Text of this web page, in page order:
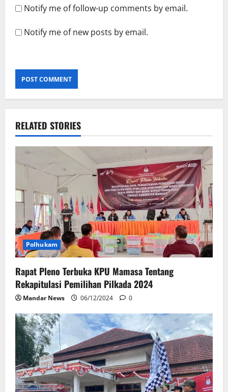
Notify me of follow-up comments by email.
Notify me of new posts by email.
RELATED STORIES
Polhukam
Rapat Pleno Terbuka KPU Mamasa Tentang
Rekapitulasi Pemilihan Pilkada 2024
Mandar News 06/12/2024 0